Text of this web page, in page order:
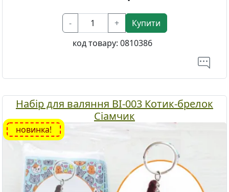
- +
Купити
код товару: 0810386
Набір для валяння ВІ-003 Котик-брелок
Сіамчик
новинка!